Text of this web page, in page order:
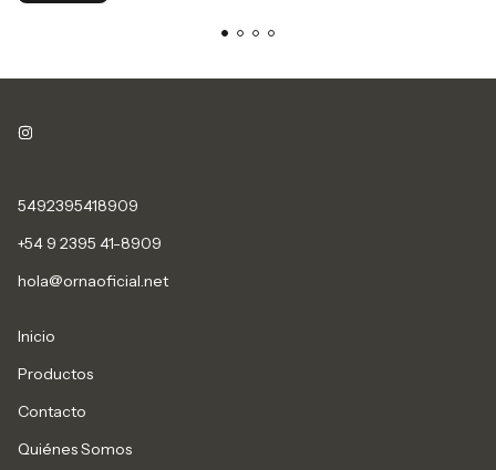
5492395418909
+54 9 2395 41-8909
hola@ornaoficial.net
Inicio
Productos
Contacto
Quiénes Somos